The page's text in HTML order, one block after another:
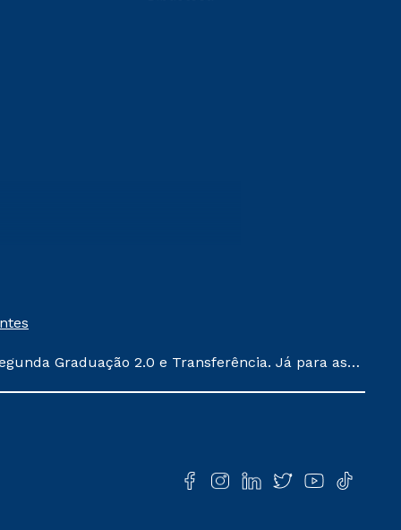
Graduação 2.0 e Transferência. Já para as